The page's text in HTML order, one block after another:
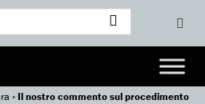
»Il nostro commento sul procedimento